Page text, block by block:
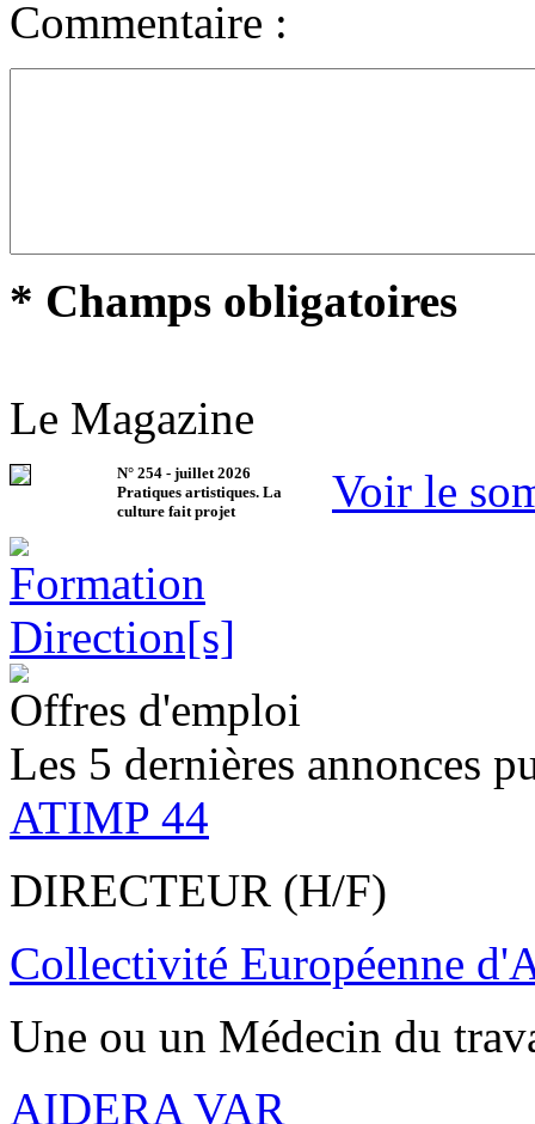
Commentaire :
* Champs obligatoires
Le Magazine
N° 254 - juillet 2026
Pratiques artistiques. La
culture fait projet
Voir le
Offres d'emploi
Les 5 dernières annonces
ATIMP 44
DIRECTEUR (H/F)
Collectivité Européenne
Une ou un Médecin du
AIDERA VAR